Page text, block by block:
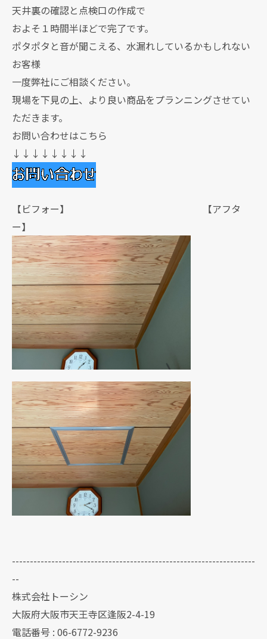
天井裏の確認と点検口の作成で
およそ１時間半ほどで完了です。
ポタポタと音が聞こえる、水漏れしているかもしれない
お客様
一度弊社にご相談ください。
現場を下見の上、より良い商品をプランニングさせてい
ただきます。
お問い合わせはこちら
↓↓↓↓↓↓↓↓
【ビフォー】 【アフタ
ー】
--------------------------------------------------------------------
--
株式会社トーシン
大阪府大阪市天王寺区逢阪2-4-19
電話番号 : 06-6772-9236